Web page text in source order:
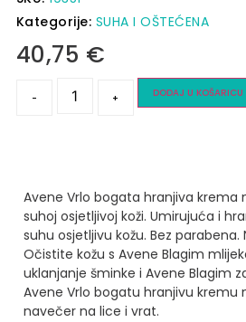
Kategorije: SUHA I OŠTEĆENA
40,75 €
- + DODAJ U KOŠARICU
Avene Vrlo bogata hranjiva krema
suhoj osjetljivoj koži. Umirujuća i
suhu osjetljivu kožu. Bez parabena.
Očistite kožu s Avene Blagim
uklanjanje šminke i Avene Blagim
Avene Vrlo bogatu hranjivu kremu
navečer na lice i vrat.